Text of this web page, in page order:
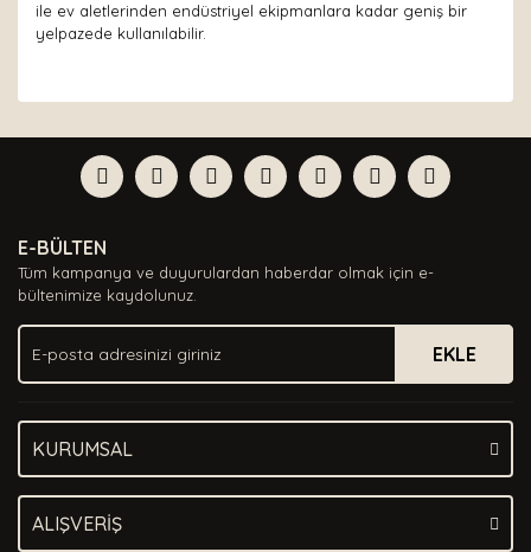
ile ev aletlerinden endüstriyel ekipmanlara kadar geniş bir
yelpazede kullanılabilir.
Yorum Yaz
formunu kullanarak tarafımıza iletebilirsiniz.
Görüş ve önerileriniz için teşekkür ederiz.
Ürün açıklamasında eksik bilgiler bulunuyor.
Ürün bilgilerinde hatalar bulunuyor.
Ürün fiyatı diğer sitelerden daha pahalı.
Bu ürüne benzer farklı alternatifler olmalı.
E-BÜLTEN
Tüm kampanya ve duyurulardan haberdar olmak için e-
bültenimize kaydolunuz.
EKLE
KURUMSAL
ALIŞVERİŞ